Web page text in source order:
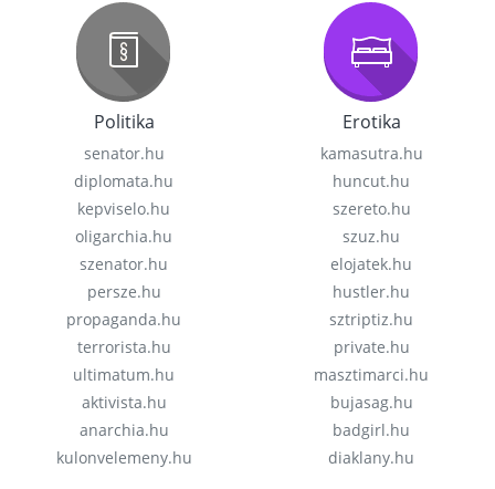
Politika
senator.hu
diplomata.hu
kepviselo.hu
oligarchia.hu
szenator.hu
persze.hu
propaganda.hu
terrorista.hu
ultimatum.hu
aktivista.hu
anarchia.hu
kulonvelemeny.hu
Erotika
kamasutra.hu
huncut.hu
szereto.hu
szuz.hu
elojatek.hu
hustler.hu
sztriptiz.hu
private.hu
masztimarci.hu
bujasag.hu
badgirl.hu
diaklany.hu